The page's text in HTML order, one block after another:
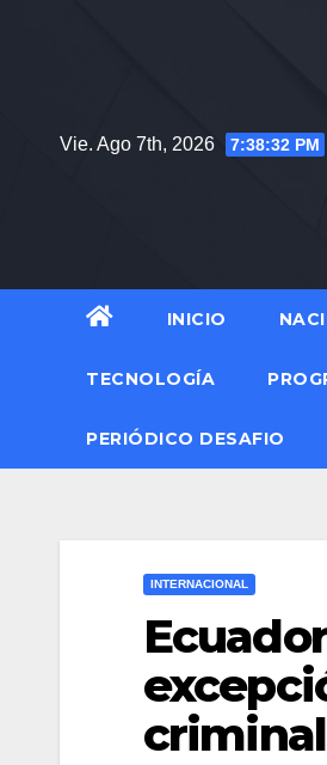
Vie. Ago 7th, 2026 7:38:33 PM
INICIO
TECNOLOGÍA
PERIÓDICO DESAFIO
INTERNACIONAL
criminal